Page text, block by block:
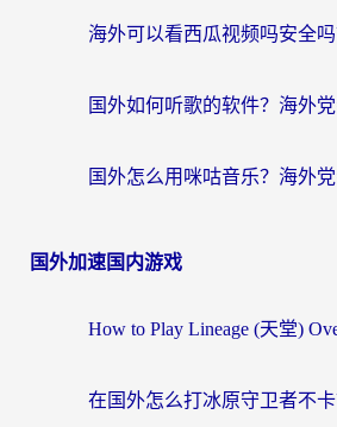
国外加速国内游戏